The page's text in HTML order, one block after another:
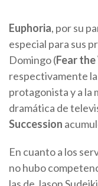
Euphoria, por su
especial para sus
Domingo (Fear
respectivamente
protagonista y a la
dramática de
Succession
En cuanto a los
no hubo